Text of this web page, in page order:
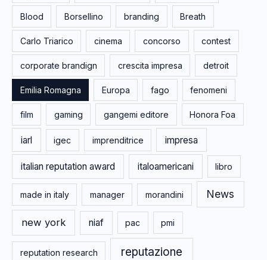
Blood Borsellino branding Breath
Carlo Triarico cinema concorso contest
corporate brandign crescita impresa detroit
Emilia Romagna Europa fago fenomeni
film gaming gangemi editore Honora Foa
iarl igec imprenditrice impresa
italian reputation award italoamericani libro
made in italy manager morandini News
new york niaf pac pmi
reputation research reputazione